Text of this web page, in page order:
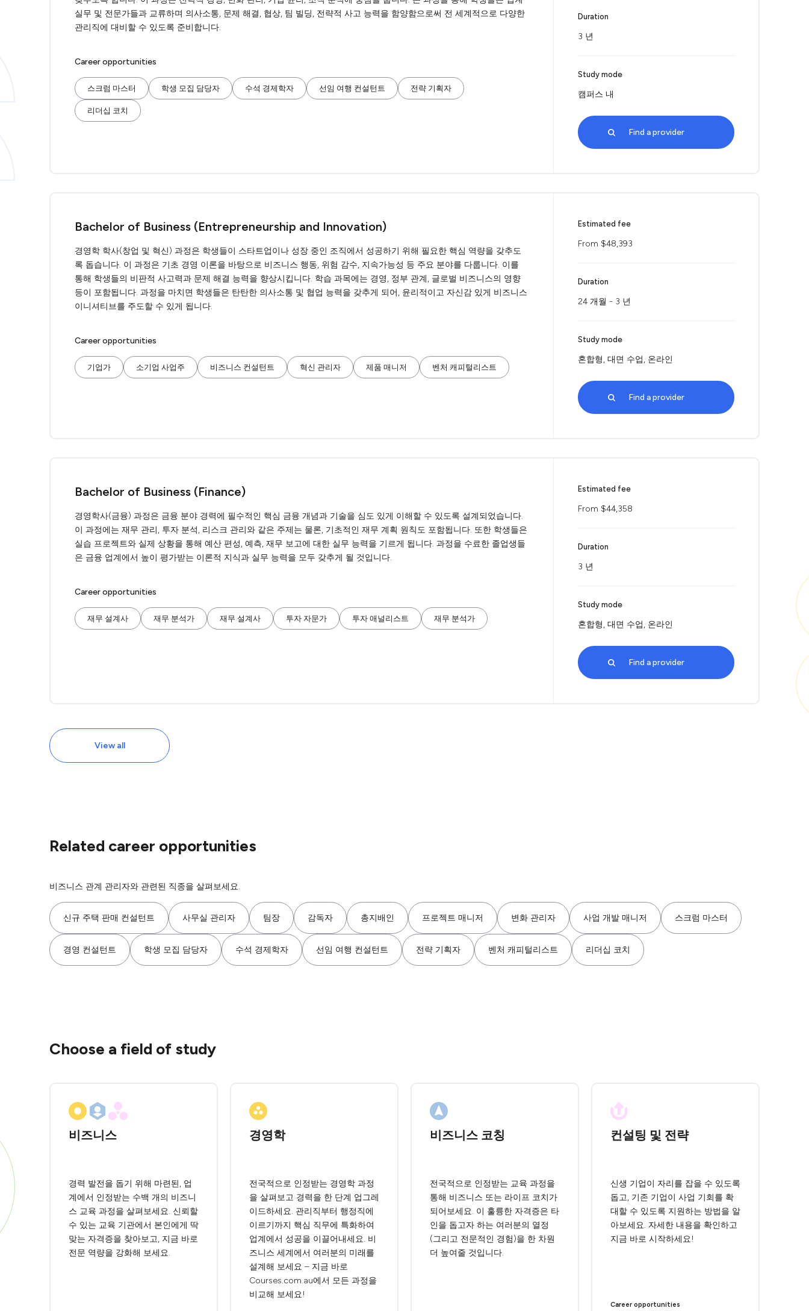
실무 및 전문가들과 교류하며 의사소통, 문제 해결, 협상, 팀 빌딩, 전략적 사고 능력을 함양함으로써 전 세계적으로 다양한
관리직에 대비할 수 있도록 준비합니다.
Career opportunities
스크럼 마스터 학생 모집 담당자 수석 경제학자 선임 여행 컨설턴트 전략 기획자
리더십 코치
Duration
3 년
Study mode
캠퍼스 내
Find a provider
Bachelor of Business (Entrepreneurship and Innovation)
경영학 학사(창업 및 혁신) 과정은 학생들이 스타트업이나 성장 중인 조직에서 성공하기 위해 필요한 핵심 역량을 갖추도
록 돕습니다. 이 과정은 기초 경영 이론을 바탕으로 비즈니스 행동, 위험 감수, 지속가능성 등 주요 분야를 다룹니다. 이를
통해 학생들의 비판적 사고력과 문제 해결 능력을 향상시킵니다. 학습 과목에는 경영, 정부 관계, 글로벌 비즈니스의 영향
등이 포함됩니다. 과정을 마치면 학생들은 탄탄한 의사소통 및 협업 능력을 갖추게 되어, 윤리적이고 자신감 있게 비즈니스
이니셔티브를 주도할 수 있게 됩니다.
Career opportunities
기업가 소기업 사업주 비즈니스 컨설턴트 혁신 관리자 제품 매니저 벤처 캐피털리스트
Estimated fee
From $48,393
Duration
24 개월 - 3 년
Study mode
혼합형, 대면 수업, 온라인
Find a provider
Bachelor of Business (Finance)
경영학사(금융) 과정은 금융 분야 경력에 필수적인 핵심 금융 개념과 기술을 심도 있게 이해할 수 있도록 설계되었습니다.
이 과정에는 재무 관리, 투자 분석, 리스크 관리와 같은 주제는 물론, 기초적인 재무 계획 원칙도 포함됩니다. 또한 학생들은
실습 프로젝트와 실제 상황을 통해 예산 편성, 예측, 재무 보고에 대한 실무 능력을 기르게 됩니다. 과정을 수료한 졸업생들
은 금융 업계에서 높이 평가받는 이론적 지식과 실무 능력을 모두 갖추게 될 것입니다.
Career opportunities
재무 설계사 재무 분석가 재무 설계사 투자 자문가 투자 애널리스트 재무 분석가
Estimated fee
From $44,358
Duration
3 년
Study mode
혼합형, 대면 수업, 온라인
Find a provider
View all
Related career opportunities
비즈니스 관계 관리자와 관련된 직종을 살펴보세요.
신규 주택 판매 컨설턴트 사무실 관리자 팀장 감독자 총지배인 프로젝트 매니저 변화 관리자 사업 개발 매니저 스크럼 마스터
경영 컨설턴트 학생 모집 담당자 수석 경제학자 선임 여행 컨설턴트 전략 기획자 벤처 캐피털리스트 리더십 코치
Choose a field of study
비즈니스
경력 발전을 돕기 위해 마련된, 업
계에서 인정받는 수백 개의 비즈니
스 교육 과정을 살펴보세요. 신뢰할
수 있는 교육 기관에서 본인에게 딱
맞는 자격증을 찾아보고, 지금 바로
전문 역량을 강화해 보세요.
경영학
전국적으로 인정받는 경영학 과정
을 살펴보고 경력을 한 단계 업그레
이드하세요. 관리직부터 행정직에
이르기까지 핵심 직무에 특화하여
업계에서 성공을 이끌어내세요. 비
즈니스 세계에서 여러분의 미래를
설계해 보세요 – 지금 바로
Courses.com.au에서 모든 과정을
비교해 보세요!
비즈니스 코칭
전국적으로 인정받는 교육 과정을
통해 비즈니스 또는 라이프 코치가
되어보세요. 이 훌륭한 자격증은 타
인을 돕고자 하는 여러분의 열정
(그리고 전문적인 경험)을 한 차원
더 높여줄 것입니다.
컨설팅 및 전략
신생 기업이 자리를 잡을 수 있도록
돕고, 기존 기업이 사업 기회를 확
대할 수 있도록 지원하는 방법을 알
아보세요. 자세한 내용을 확인하고
지금 바로 시작하세요!
Career opportunities